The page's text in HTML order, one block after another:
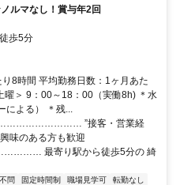
ルマなし！賞与年2回
歩5分
8時間 平均勤務日数：1ヶ月あた
曜＞ 9：00～18：00（実働8h) ＊水
よる） ＊残...
”接客・営業経
味のある方も歓迎
最寄り駅から徒歩5分の 綺
問 固定時間制 職場見学可
転勤なし